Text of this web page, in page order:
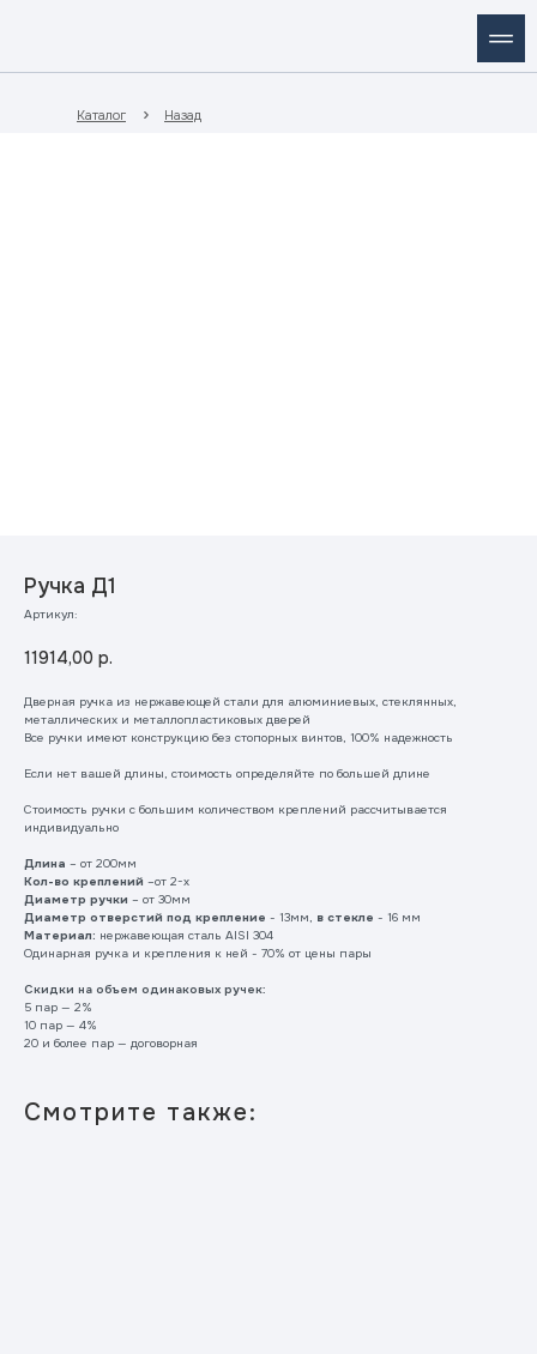
Каталог Назад
Ручка Д1
Артикул:
11914,00 р.
Дверная ручка из нержавеющей стали для алюминиевых, стеклянных,
металлических и металлопластиковых дверей
Все ручки имеют конструкцию без стопорных винтов, 100% надежность
Если нет вашей длины, стоимость определяйте по большей длине
Стоимость ручки с большим количеством креплений рассчитывается
индивидуально
Длина – от 200мм
Кол-во креплений –от 2-х
Диаметр ручки – от 30мм
Диаметр отверстий под крепление - 13мм, в стекле - 16 мм
Материал: нержавеющая сталь AISI 304
Одинарная ручка и крепления к ней - 70% от цены пары
Скидки на объем одинаковых ручек:
5 пар — 2%
10 пар — 4%
20 и более пар — договорная
Смотрите также: